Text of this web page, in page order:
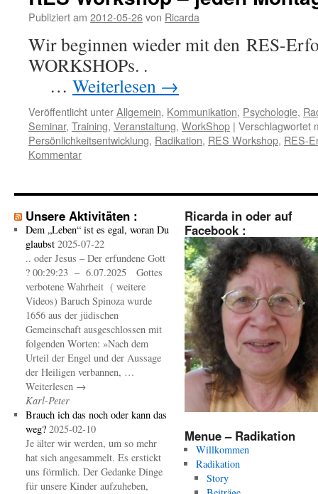
Publiziert am 2012-05-26von Ricarda
Wir beginnen wieder mit den RES-
… Weiterlesen →
Veröffentlicht unterAllgemein, Kommunikation, Psychologie,
Seminar, Training, Veranstaltung, WorkShop | Verschlagwortet
Persönlichkeitsentwicklung, Radikation, RES Workshop, RES-
Kommentar
Unsere Aktivitäten :
Dem „Leben“ ist es egal, woran Du
glaubst 2025-07-22
.. oder Jesus – Der erfundene Gott
? 00:29:23 – 6.07.2025 Gottes
verbotene Wahrheit ( weitere
Videos) Baruch Spinoza wurde
1656 aus der jüdischen
Gemeinschaft ausgeschlossen mit
folgenden Worten: »Nach dem
Urteil der Engel und der Aussage
der Heiligen verbannen, …
Weiterlesen →
Karl-Peter
Brauch ich das noch oder kann das
weg? 2025-02-10
Je älter wir werden, um so mehr
hat sich angesammelt. Es erstickt
uns förmlich. Der Gedanke Dinge
für unsere Kinder aufzuheben,
Ricarda in oder auf
Facebook :
Menue – Radikation
Willkommen
Radikation
Story